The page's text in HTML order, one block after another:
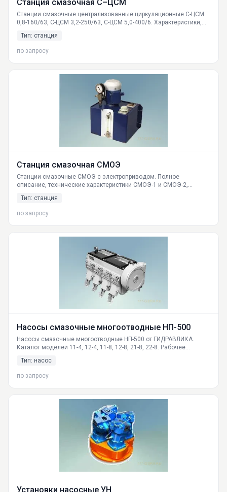
Станция смазочная С–ЦСМ
Станции смазочные централизованные циркуляционные С-ЦСМ
0,8-160/63, С-ЦСМ 3,2-250/63, С-ЦСМ 5,0-400/6. Характеристики,
ГИДРАВЛИКА.
Тип: станция
по запросу
Станция смазочная СМОЭ
Станции смазочные СМОЭ с электроприводом. Полное
описание, технические характеристики СМОЭ-1 и СМОЭ-2,
поставщика ГИДРАВЛИКА.
Тип: станция
по запросу
Насосы смазочные многоотводные НП-500
Насосы смазочные многоотводные НП-500 от ГИДРАВЛИКА.
Каталог моделей 11-4, 12-4, 11-8, 12-8, 21-8, 22-8. Рабочее
производство в Екатеринбурге. Подробные технические
Тип: насос
по запросу
Установки насосные УН